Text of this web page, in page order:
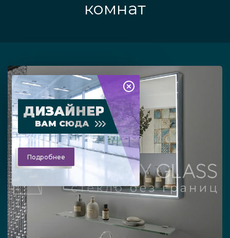
комнат
ДИЗАЙНЕР
ВАМ СЮДА
Подробнее